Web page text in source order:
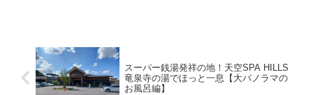
スーパー銭湯発祥の地！天空SPA HILLS
竜泉寺の湯でほっと一息【大パノラマの
お風呂編】